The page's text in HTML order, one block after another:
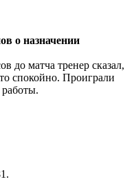
о назначении
до матча тренер сказал,
спокойно. Проиграли